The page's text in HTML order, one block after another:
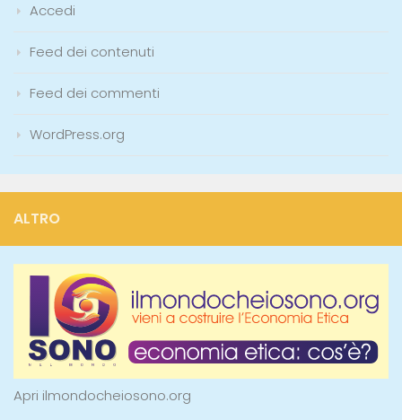
Accedi
Feed dei contenuti
Feed dei commenti
WordPress.org
ALTRO
Apri ilmondocheiosono.org